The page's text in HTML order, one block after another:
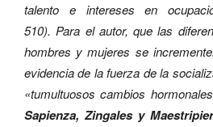
talento e intereses en
510). Para el autor, que las
hombres y mujeres se
evidencia de la fuerza de la
«tumultuosos cambios
Sapienza, Zingales y